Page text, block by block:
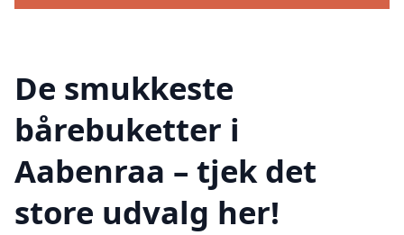
De smukkeste
bårebuketter i
Aabenraa – tjek det
store udvalg her!